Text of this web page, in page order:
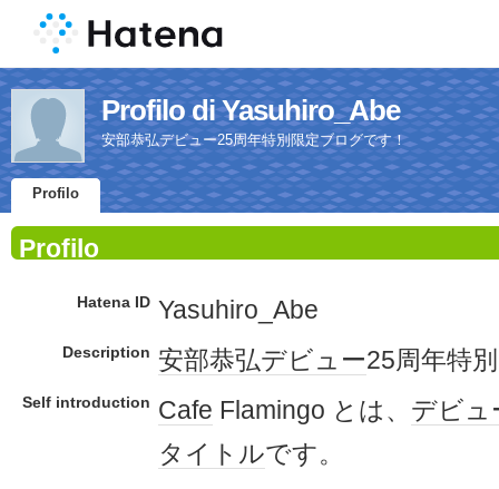
Profilo di Yasuhiro_Abe
安部恭弘デビュー25周年特別限定ブログです！
Profilo
Profilo
Hatena ID Yasuhiro_Abe
Description 安部恭弘デビュー25周年特
Self introduction Cafe Flamingo とは、 デビュ
タイトルです。